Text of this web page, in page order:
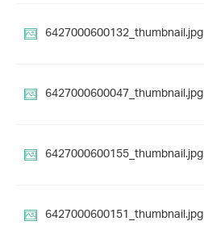
6427000600132_thumbnail.jpg
6427000600047_thumbnail.jpg
6427000600155_thumbnail.jpg
6427000600151_thumbnail.jpg